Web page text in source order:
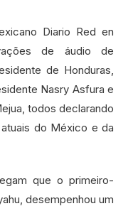
Diario Red en
de áudio de
de Honduras,
Nasry Asfura e
todos declarando
do México e da
que o primeiro-
desempenhou um